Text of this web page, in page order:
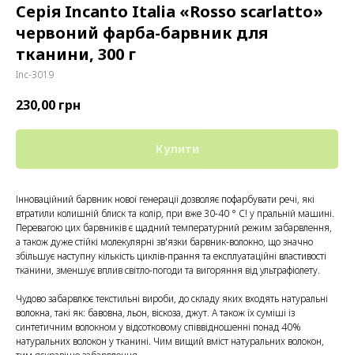
Серія Incanto Italia «Rosso scarlatto»
червоний фарба-барвник для
тканини, 300 г
Inc-3019
230,00 грн
Купити
Інноваційний барвник нової генерації дозволяє пофарбувати речі, які
втратили колишній блиск та колір, при вже 30-40 ° С! у пральній машині.
Перевагою цих барвників є щадний температурний режим забарвлення,
а також дуже стійкі молекулярні зв'язки барвник-волокно, що значно
збільшує наступну кількість циклів-прання та експлуатаційні властивості
тканини, зменшує вплив світло-погоди та вигоряння від ультрафіолету.
Чудово забарвлює текстильні вироби, до складу яких входять натуральні
волокна, такі як: бавовна, льон, віскоза, джут. А також їх суміші із
синтетичним волокном у відсотковому співвідношенні понад 40%
натуральних волокон у тканині. Чим вищий вміст натуральних волокон,